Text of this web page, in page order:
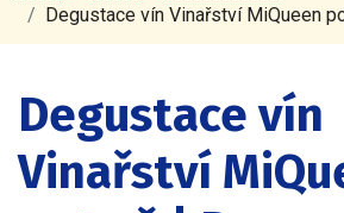
Degustace vín Vinařství MiQueen
Degustace vín
Vinařství